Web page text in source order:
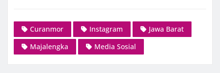
Curanmor Instagram
Jawa Barat
Majalengka
Media Sosial